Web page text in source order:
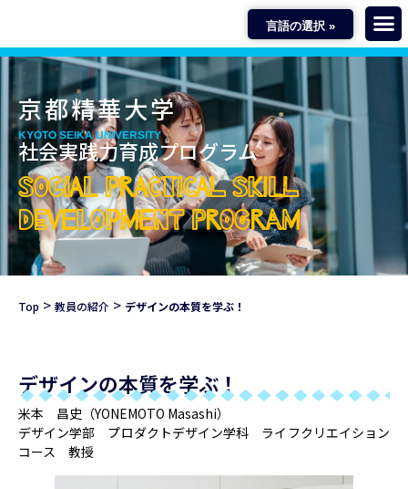
京都精華大学
KYOTO SEIKA UNIVERSITY
社会実践力育成プログラム
SOCIAL PRACTICAL SKILL
DEVELOPMENT PROGRAM
Top > 教員の紹介 > デザインの本質を学ぶ！
デザインの本質を学ぶ！
米本 昌史（YONEMOTO Masashi）
デザイン学部 プロダクトデザイン学科 ライフクリエイション
コース 教授
言語の選択 »